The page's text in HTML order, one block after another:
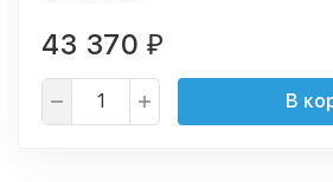
43 370 ₽
В